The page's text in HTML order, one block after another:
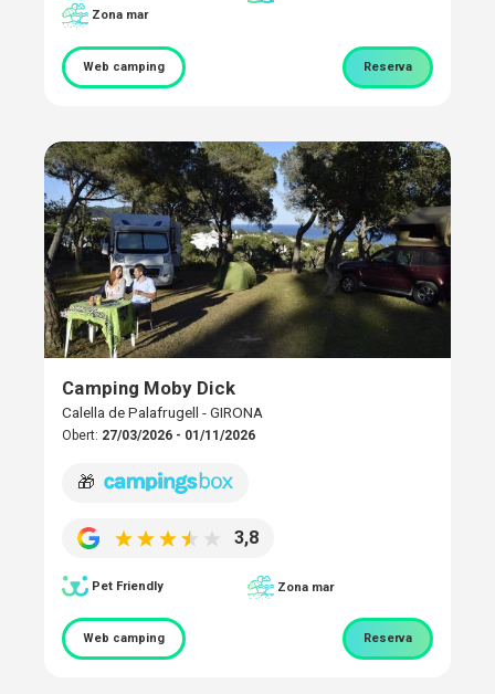
Zona mar
Web camping Reserva
Camping Moby Dick
Calella de Palafrugell - GIRONA
Obert: 27/03/2026 - 01/11/2026
🎁
3,8
Pet Friendly Zona mar
Web camping Reserva